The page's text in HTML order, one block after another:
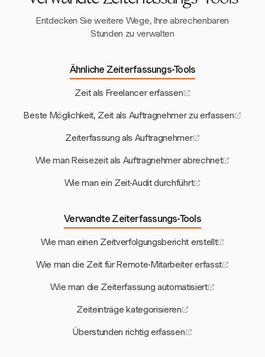
Entdecken Sie weitere Wege, Ihre abrechenbaren
Stunden zu verwalten
Ähnliche Zeiterfassungs-Tools
Zeit als Freelancer erfassen
Beste Möglichkeit, Zeit als Auftragnehmer zu erfassen
Zeiterfassung als Auftragnehmer
Wie man Reisezeit als Auftragnehmer abrechnet
Wie man ein Zeit-Audit durchführt
Verwandte Zeiterfassungs-Tools
Wie man einen Zeitverfolgungsbericht erstellt
Wie man die Zeit für Remote-Mitarbeiter erfasst
Wie man die Zeiterfassung automatisiert
Zeiteinträge kategorisieren
Überstunden richtig erfassen